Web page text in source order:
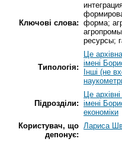
Ключові слова: форма;
ресурсы;
Типологія:
Це
імені
Інші (не
Підрозділи:
Це
імені
економіки
Користувач, що
депонує:
Лариса